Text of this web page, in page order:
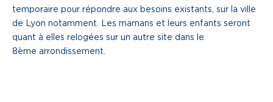
temporaire pour répondre aux besoins existants, sur la ville
de Lyon notamment. Les mamans et leurs enfants seront
quant à elles relogées sur un autre site dans le
8ème arrondissement.